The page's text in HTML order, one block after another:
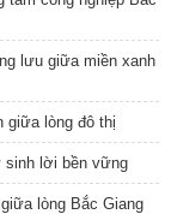
lưu giữa miền xanh
giữa lòng đô thị
sinh lời bền vững
lòng Bắc Giang